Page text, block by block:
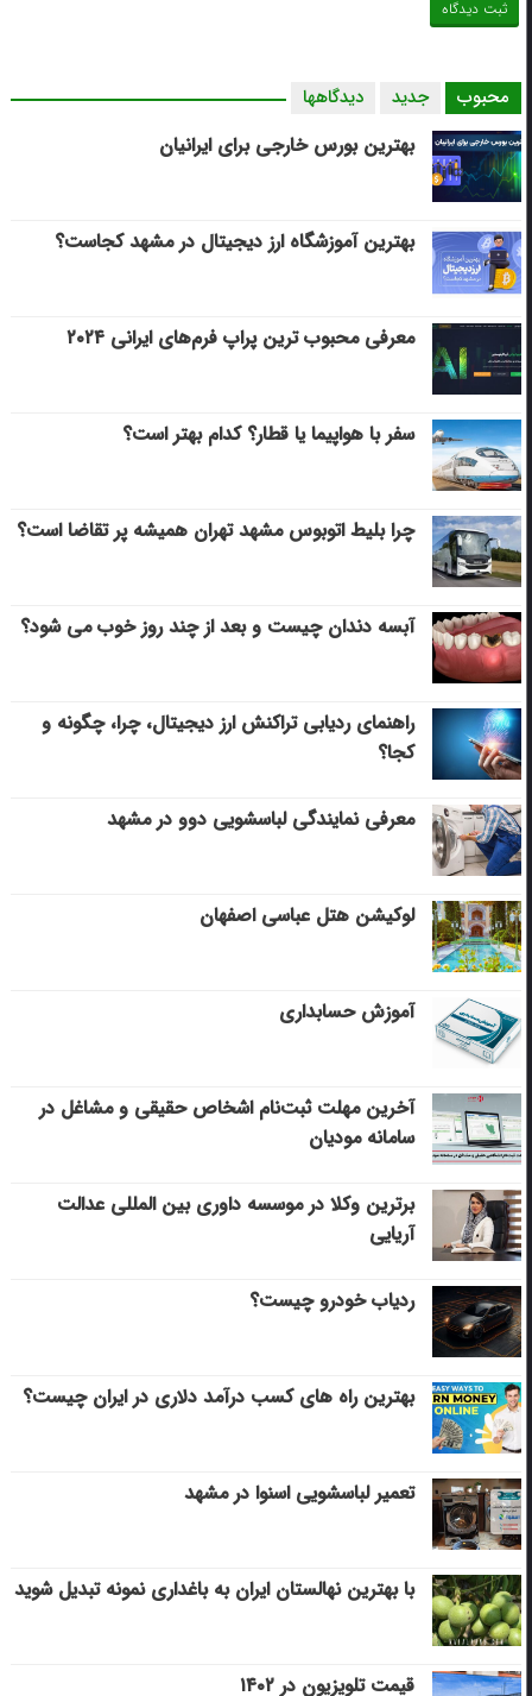
محبوب جدید دیدگاهها
بهترین بورس خارجی برای ایرانیان
بهترین آموزشگاه ارز دیجیتال در مشهد کجاست؟
معرفی محبوب ترین پراپ فرم‌های ایرانی ۲۰۲۴
سفر با هواپیما یا قطار؟ کدام بهتر است؟
چرا بلیط اتوبوس مشهد تهران همیشه پر تقاضا است؟
آبسه دندان چیست و بعد از چند روز خوب می‌ شود؟
راهنمای ردیابی تراکنش ارز دیجیتال، چرا، چگونه و
کجا؟
معرفی نمایندگی لباسشویی دوو در مشهد
لوکیشن هتل عباسی اصفهان
آموزش حسابداری
آخرین مهلت ثبت‌نام اشخاص حقیقی و مشاغل در
سامانه مودیان
برترین وکلا در موسسه داوری بین المللی عدالت
آریایی
ردیاب خودرو چیست؟
بهترین راه های کسب درآمد دلاری در ایران چیست؟
تعمیر لباسشویی اسنوا در مشهد
با بهترین نهالستان ایران به باغداری نمونه تبدیل شوید
قیمت تلویزیون در ۱۴۰۲